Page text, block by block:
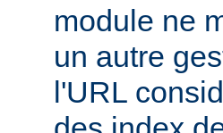
module ne
un autre
l'URL